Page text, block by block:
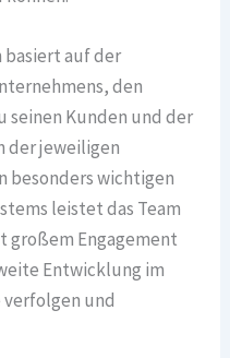
basiert auf der
den
seinen Kunden und der
der jeweiligen
besonders wichtigen
leistet das Team
großem Engagement
Entwicklung im
verfolgen und